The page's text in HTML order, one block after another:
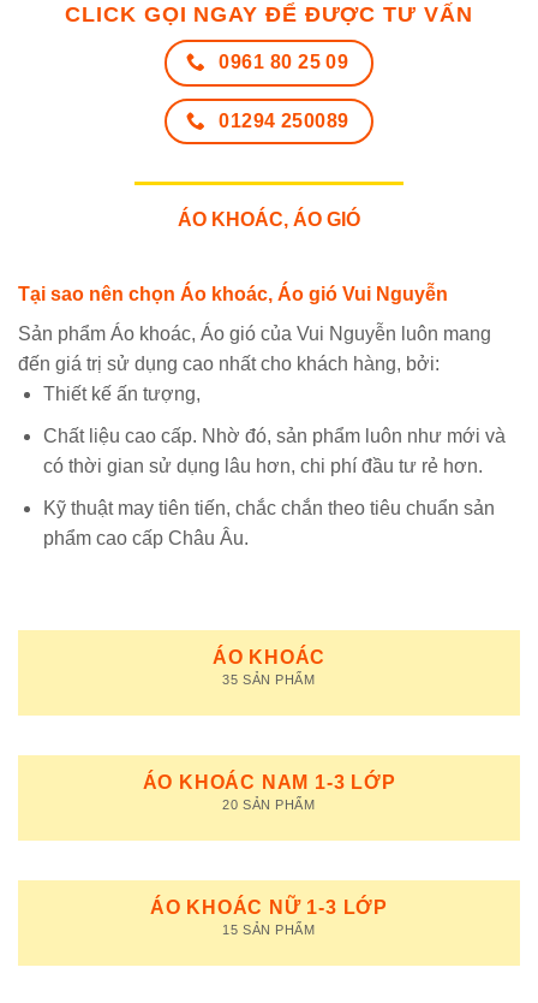
CLICK GỌI NGAY ĐỂ ĐƯỢC TƯ VẤN
0961 80 25 09
01294 250089
ÁO KHOÁC, ÁO GIÓ
Tại sao nên chọn Áo khoác, Áo gió Vui Nguyễn
Sản phẩm Áo khoác, Áo gió của Vui Nguyễn luôn mang
đến giá trị sử dụng cao nhất cho khách hàng, bởi:
Thiết kế ấn tượng,
Chất liệu cao cấp. Nhờ đó, sản phẩm luôn như mới và
có thời gian sử dụng lâu hơn, chi phí đầu tư rẻ hơn.
Kỹ thuật may tiên tiến, chắc chắn theo tiêu chuẩn sản
phẩm cao cấp Châu Âu.
ÁO KHOÁC
35 SẢN PHẨM
ÁO KHOÁC NAM 1-3 LỚP
20 SẢN PHẨM
ÁO KHOÁC NỮ 1-3 LỚP
15 SẢN PHẨM